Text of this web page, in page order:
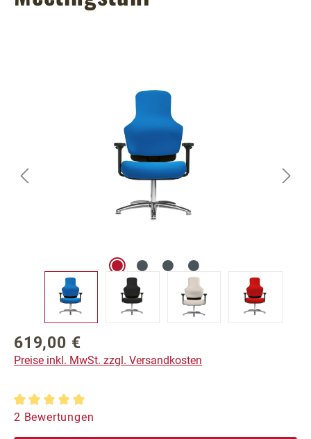
Bildergalerie überspringen
Regulärer Preis:
619,00 €
Preise inkl. MwSt. zzgl. Versandkosten
Durchschnittliche Bewertung von 5 von 5 Sternen
2 Bewertungen